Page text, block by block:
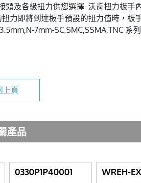
及各級扭力供您選擇. 沃肯扭力板手
力即將到達板手預設的扭力值時，板
7mm-SC,SMC,SSMA,TNC 系
上頁
產品
0330P1P40001 WREH-